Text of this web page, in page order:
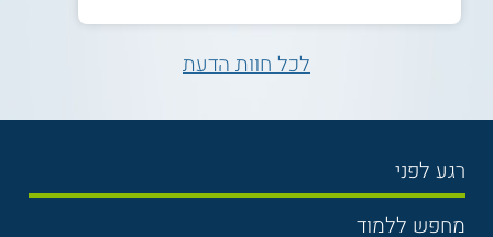
לכל חוות הדעת
רגע לפני
בחירת לימודים
מחפש ללמוד